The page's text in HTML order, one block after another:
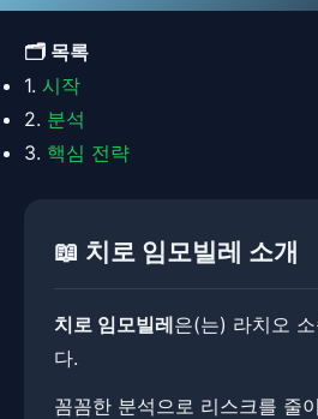
🗂️ 목록
1. 시작
2. 분석
3. 핵심 전략
📖 치로 임모빌레 소개
치로 임모빌레은(는) 라치오
다.
꼼꼼한 분석으로 리스크를 줄